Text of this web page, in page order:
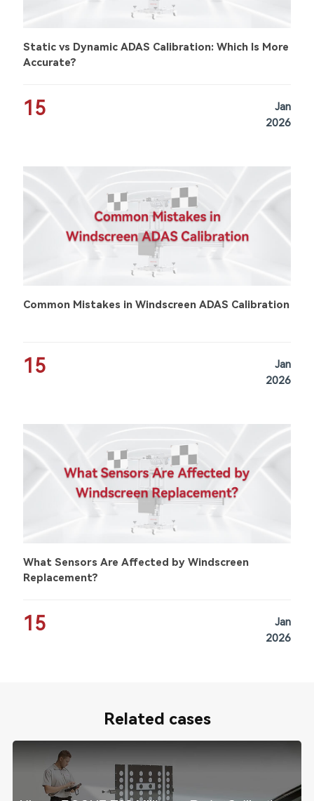
Static vs Dynamic ADAS Calibration: Which Is More
Accurate?
15
Jan
2026
Common Mistakes in Windscreen ADAS Calibration
15
Jan
2026
What Sensors Are Affected by Windscreen
Replacement?
15
Jan
2026
Related cases